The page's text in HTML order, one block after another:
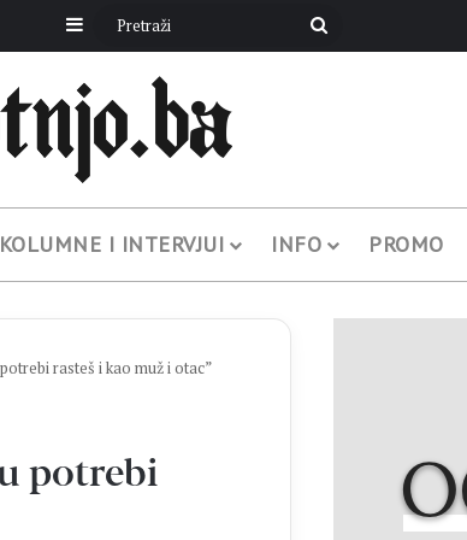
Sidebar Pretraži
KOLUMNE I INTERVJUI INFO PROMO
rasteš i kao muž i otac”
potrebi